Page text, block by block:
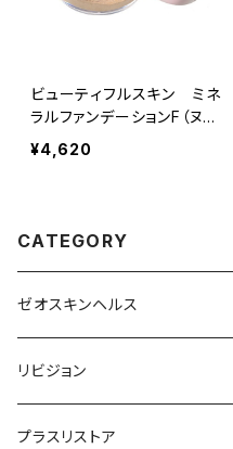
ビューティフルスキン ミネ
ラルファンデーションF（ヌー
ディライトN1）
¥4,620
CATEGORY
ゼオスキンヘルス
洗顔料・化粧水
美容液（光老化ケア）
リビジョン
化粧水
プラスリストア